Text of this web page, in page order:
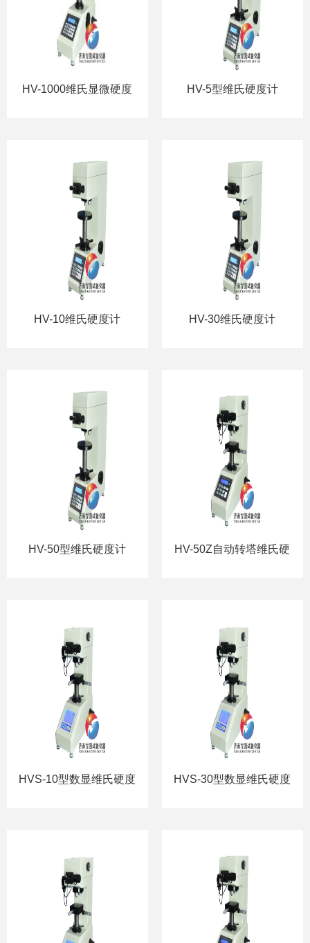
HV-1000维氏显微硬度
HV-5型维氏硬度计
HV-10维氏硬度计 HV-30维氏硬度计
HV-50型维氏硬度计
HV-50Z自动转塔维氏硬
HVS-10型数显维氏硬度
HVS-30型数显维氏硬度